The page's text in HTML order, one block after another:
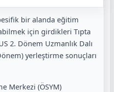
bir alanda eğitim
için girdikleri Tıpta
2. Dönem Uzmanlık Dalı
yerleştirme sonuçları
Merkezi (ÖSYM)